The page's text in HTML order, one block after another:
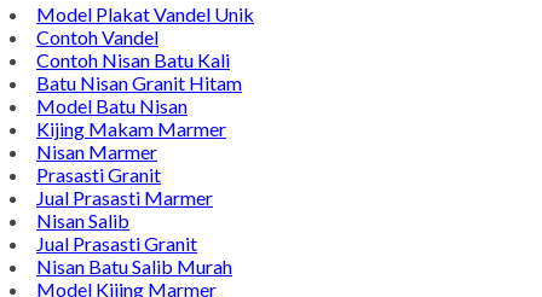
Model Plakat Vandel Unik
Contoh Vandel
Contoh Nisan Batu Kali
Batu Nisan Granit Hitam
Model Batu Nisan
Kijing Makam Marmer
Nisan Marmer
Prasasti Granit
Jual Prasasti Marmer
Nisan Salib
Jual Prasasti Granit
Nisan Batu Salib Murah
Model Kijing Marmer